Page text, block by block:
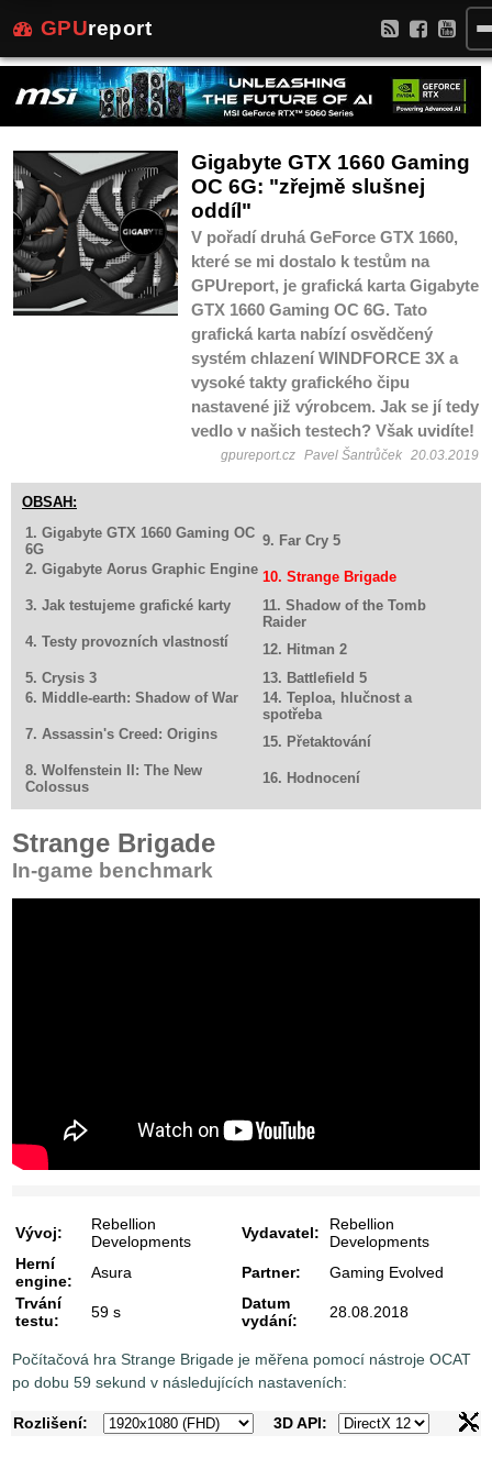
GPUreport
Gigabyte GTX 1660 Gaming
OC 6G: "zřejmě slušnej
oddíl"
V pořadí druhá GeForce GTX 1660,
které se mi dostalo k testům na
GPUreport, je grafická karta Gigabyte
GTX 1660 Gaming OC 6G. Tato
grafická karta nabízí osvědčený
systém chlazení WINDFORCE 3X a
vysoké takty grafického čipu
nastavené již výrobcem. Jak se jí tedy
vedlo v našich testech? Však uvidíte!
gpureport.cz Pavel Šantrůček 20.03.2019
OBSAH:
1. Gigabyte GTX 1660 Gaming OC
6G
9. Far Cry 5
2. Gigabyte Aorus Graphic Engine 10. Strange Brigade
3. Jak testujeme grafické karty
11. Shadow of the Tomb
Raider
4. Testy provozních vlastností
12. Hitman 2
5. Crysis 3
13. Battlefield 5
6. Middle-earth: Shadow of War
14. Teploa, hlučnost a
spotřeba
7. Assassin's Creed: Origins
15. Přetaktování
8. Wolfenstein II: The New
Colossus
16. Hodnocení
Strange Brigade
In-game benchmark
Vývoj:
Rebellion
Developments
Vydavatel:
Rebellion
Developments
Herní
engine:
Asura Partner:
Gaming Evolved
Trvání
testu:
59 s
Datum
vydání:
28.08.2018
Počítačová hra Strange Brigade je měřena pomocí nástroje OCAT
po dobu 59 sekund v následujících nastaveních:
Rozlišení: 3D API: